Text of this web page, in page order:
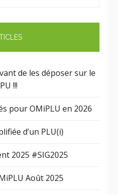
de les déposer sur le
!!!
pour OMiPLU en 2026
d’un PLU(i)
2025 #SIG2025
Août 2025